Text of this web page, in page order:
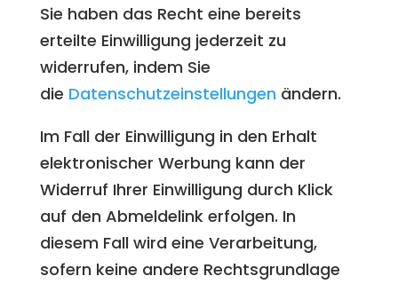
Sie haben das Recht eine bereits
erteilte Einwilligung jederzeit zu
widerrufen, indem Sie
die Datenschutzeinstellungen ändern.
Im Fall der Einwilligung in den Erhalt
elektronischer Werbung kann der
Widerruf Ihrer Einwilligung durch Klick
auf den Abmeldelink erfolgen. In
diesem Fall wird eine Verarbeitung,
sofern keine andere Rechtsgrundlage